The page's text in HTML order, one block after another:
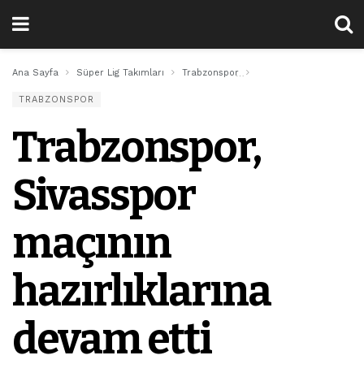
Ana Sayfa Süper Lig Takımları Trabzonspor
TRABZONSPOR
Trabzonspor,
Sivasspor
maçının
hazırlıklarına
devam etti